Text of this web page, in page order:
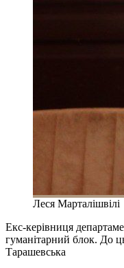
Леся Марталішвілі
Екс-керівниця
гуманітарний блок. До
Тарашевська